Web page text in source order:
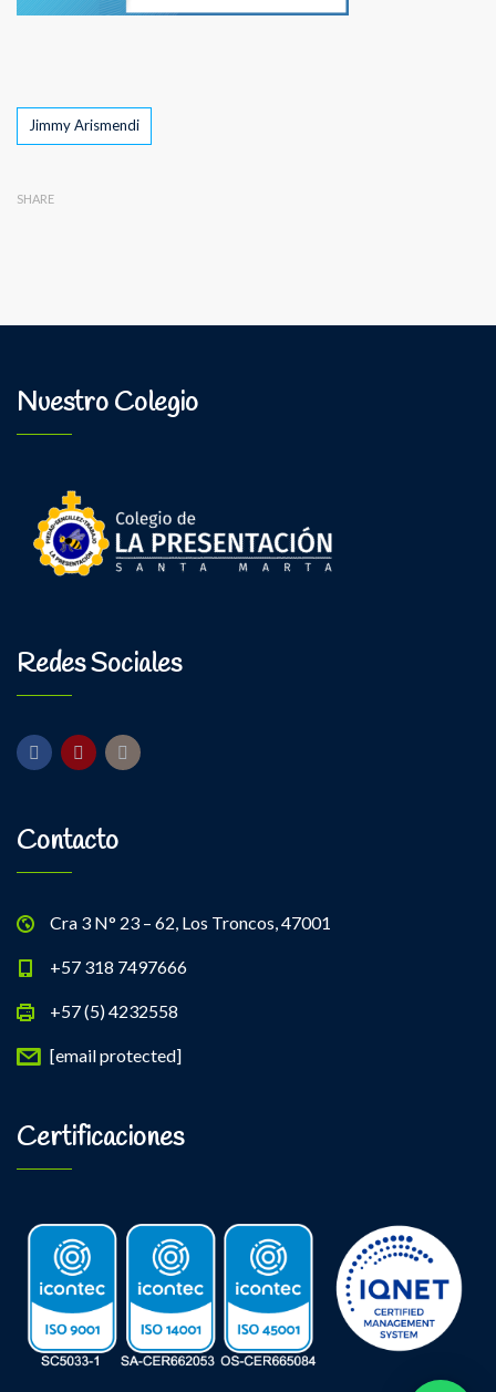
Tags
Jimmy Arismendi
SHARE
Nuestro Colegio
Redes Sociales
Contacto
Cra 3 N° 23 – 62, Los Troncos, 47001
+57 318 7497666
+57 (5) 4232558
[email protected]
Certificaciones